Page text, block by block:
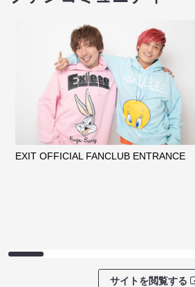
EXIT OFFICIAL FANCLUB ENTRANCE
サイトを閲覧する